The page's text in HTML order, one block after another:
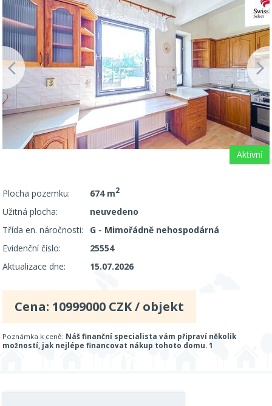
Aktivní
Plocha pozemku: 674 m2
Užitná plocha:
neuvedeno
Třída en. náročnosti:
G - Mimořádně nehospodárná
Evidenční číslo:
25554
Aktualizace dne:
15.07.2026
Cena: 10999000 CZK / objekt
Poznámka k ceně: Náš finanční specialista vám připraví několik
možností, jak nejlépe financovat nákup tohoto domu. 1